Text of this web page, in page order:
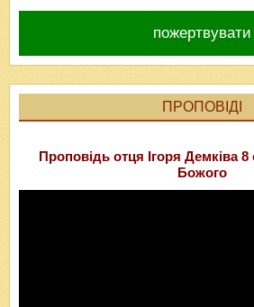
пожертвувати
ПРОПОВІДІ
Проповідь отця Ігоря Демківа
Божого